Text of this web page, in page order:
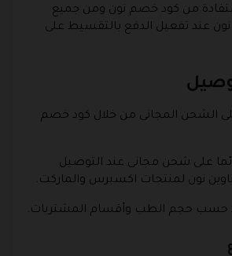
من كود خصم نون ومن جميع
عند تفعيل الدفع بالتقسيط على
الشحن المجانى من خلال كود خصم
على شحن مجانى عند التوصيل
نون لمنتجات اكسبرس والماركت.
حسب حجم الطب وأقسام المشتريات.